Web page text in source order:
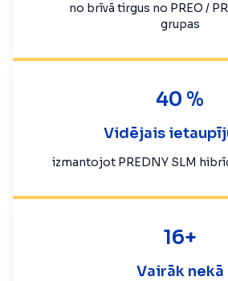
no brīvā tirgus no PREO /
grupas
40 %
Vidējais
izmantojot PREDNY SLM
16+
Vairāk nekā